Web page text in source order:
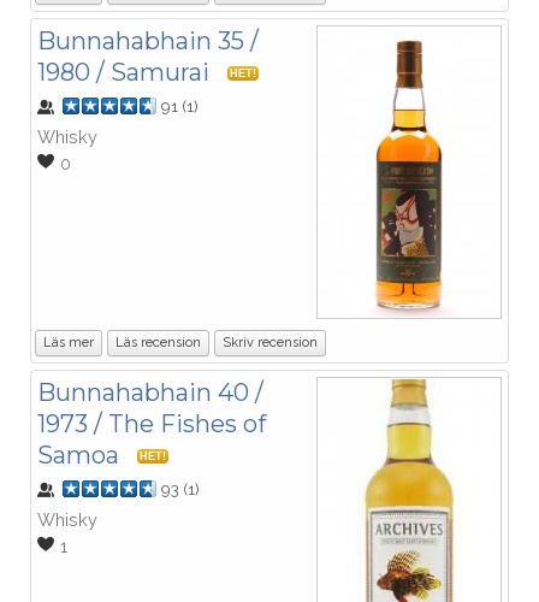
Bunnahabhain 35 /
1980 / Samurai
HET!
91 (1)
Whisky
0
Läs mer Läs recension Skriv recension
Bunnahabhain 40 /
1973 / The Fishes of
Samoa
HET!
93 (1)
Whisky
1